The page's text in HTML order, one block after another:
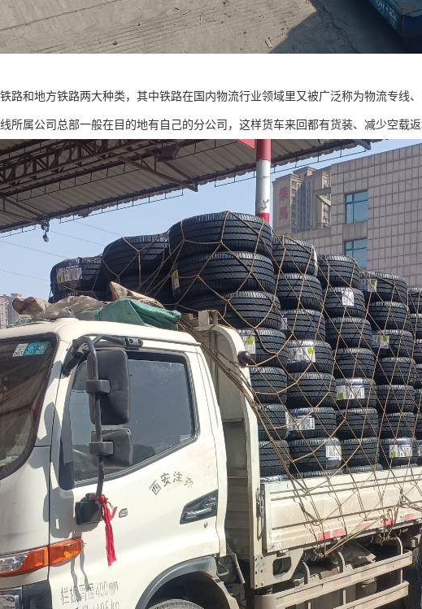
路和地方铁路两大种类，其中铁路在国内物流行业领域里又被广泛称为物流专线
所属公司总部一般在目的地有自己的分公司，这样货车来回都有货装、减少空载返